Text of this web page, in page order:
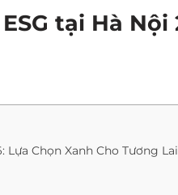
tại Hà Nội
Lựa Chọn Xanh Cho Tương